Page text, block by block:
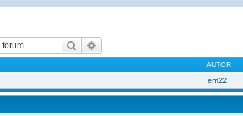
Szukaj
AUTOR
em22